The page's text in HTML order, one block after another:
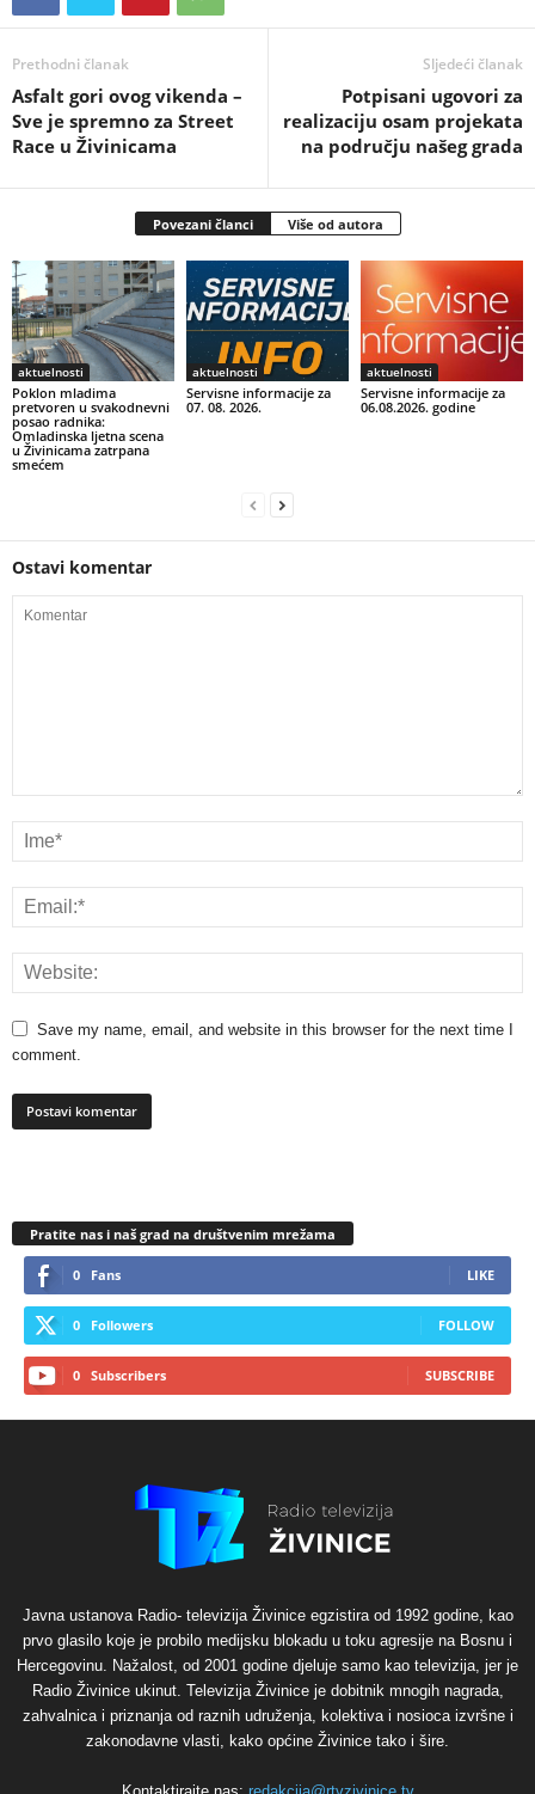
Prethodni članak
Asfalt gori ovog vikenda –
Sve je spremno za Street
Race u Živinicama
Sljedeći članak
Potpisani ugovori za
realizaciju osam projekata
na području našeg grada
Povezani članci Više od autora
aktuelnosti
Poklon mladima
pretvoren u svakodnevni
posao radnika:
Omladinska ljetna scena
u Živinicama zatrpana
smećem
aktuelnosti
Servisne informacije za
07. 08. 2026.
aktuelnosti
Servisne informacije za
06.08.2026. godine
Ostavi komentar
Save my name, email, and website in this browser for the next time I
comment.
Pratite nas i naš grad na društvenim mrežama
0 Fans LIKE
0 Followers FOLLOW
0 Subscribers SUBSCRIBE
Javna ustanova Radio- televizija Živinice egzistira od 1992 godine, kao
prvo glasilo koje je probilo medijsku blokadu u toku agresije na Bosnu i
Hercegovinu. Nažalost, od 2001 godine djeluje samo kao televizija, jer je
Radio Živinice ukinut. Televizija Živinice je dobitnik mnogih nagrada,
zahvalnica i priznanja od raznih udruženja, kolektiva i nosioca izvršne i
zakonodavne vlasti, kako općine Živinice tako i šire.